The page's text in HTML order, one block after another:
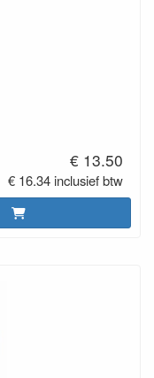
€ 13.50
€ 16.34 inclusief btw